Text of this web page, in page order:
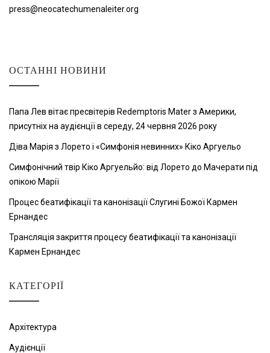
press@neocatechumenaleiter.org
ОСТАННІ НОВИНИ
Папа Лев вітає пресвітерів Redemptoris Mater з Америки,
присутніх на аудієнції в середу, 24 червня 2026 року
Діва Марія з Лорето і «Симфонія невинних» Кіко Аргуельо
Симфонічний твір Кіко Аргуельйо: від Лорето до Мачерати під
опікою Марії
Процес беатифікації та канонізації Слугині Божої Кармен
Ернандес
Трансляція закриття процесу беатифікації та канонізації
Кармен Ернандес
КАТЕГОРІЇ
Архітектура
Аудієнції